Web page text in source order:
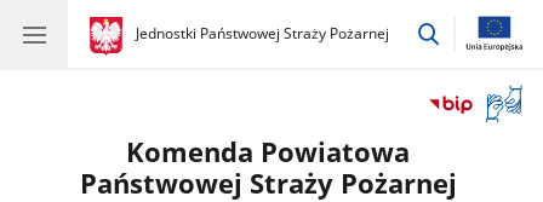
gov.pl
Jednostki Państwowej Straży Pożarnej
gov.pl
Jednostki
przejdź
okno
Komenda Powiatowa
Państwowej Straży Pożarnej